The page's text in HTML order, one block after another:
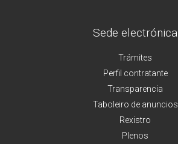
Sede electrónica
Trámites
Perfil contratante
Transparencia
Taboleiro de anuncios
Rexistro
Plenos